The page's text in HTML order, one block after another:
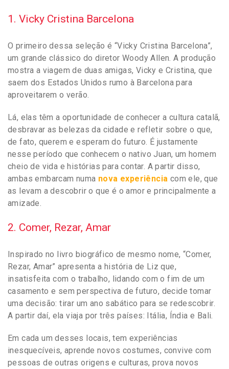
1. Vicky Cristina Barcelona
O primeiro dessa seleção é “Vicky Cristina Barcelona”,
um grande clássico do diretor Woody Allen. A produção
mostra a viagem de duas amigas, Vicky e Cristina, que
saem dos Estados Unidos rumo à Barcelona para
aproveitarem o verão.
Lá, elas têm a oportunidade de conhecer a cultura catalã,
desbravar as belezas da cidade e refletir sobre o que,
de fato, querem e esperam do futuro. É justamente
nesse período que conhecem o nativo Juan, um homem
cheio de vida e histórias para contar. A partir disso,
ambas embarcam numa nova experiência com ele, que
as levam a descobrir o que é o amor e principalmente a
amizade.
2. Comer, Rezar, Amar
Inspirado no livro biográfico de mesmo nome, “Comer,
Rezar, Amar” apresenta a história de Liz que,
insatisfeita com o trabalho, lidando com o fim de um
casamento e sem perspectiva de futuro, decide tomar
uma decisão: tirar um ano sabático para se redescobrir.
A partir daí, ela viaja por três países: Itália, Índia e Bali.
Em cada um desses locais, tem experiências
inesquecíveis, aprende novos costumes, convive com
pessoas de outras origens e culturas, prova novos